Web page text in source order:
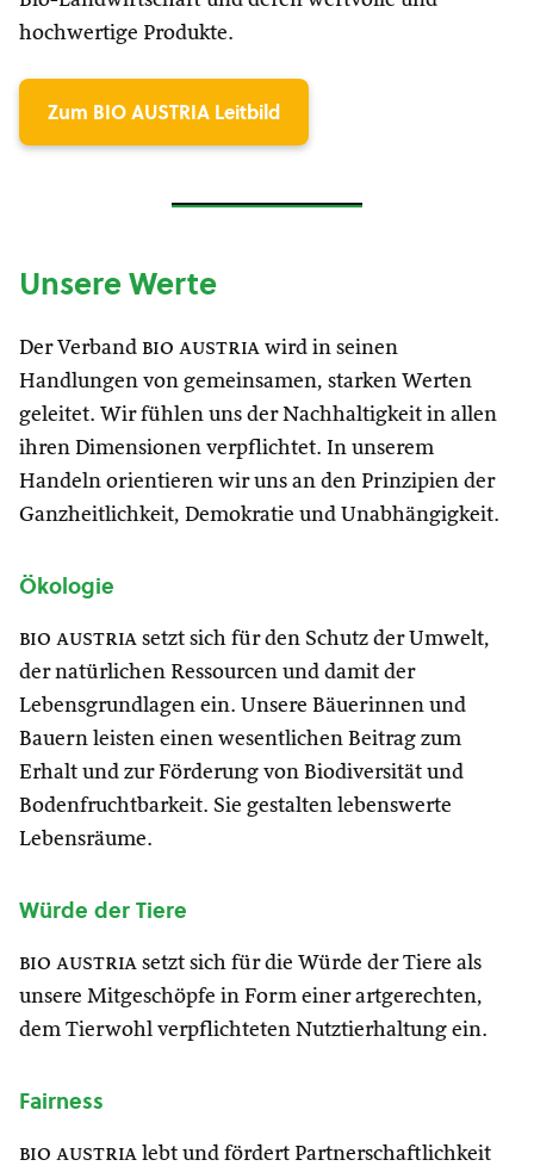
hochwertige Produkte.
Zum BIO AUSTRIA Leitbild
Unsere Werte
Der Verband bio austria wird in seinen
Handlungen von gemeinsamen, starken Werten
geleitet. Wir fühlen uns der Nachhaltigkeit in allen
ihren Dimensionen verpflichtet. In unserem
Handeln orientieren wir uns an den Prinzipien der
Ganzheitlichkeit, Demokratie und Unabhängigkeit.
Ökologie
bio austria setzt sich für den Schutz der Umwelt,
der natürlichen Ressourcen und damit der
Lebensgrundlagen ein. Unsere Bäuerinnen und
Bauern leisten einen wesentlichen Beitrag zum
Erhalt und zur Förderung von Biodiversität und
Bodenfruchtbarkeit. Sie gestalten lebenswerte
Lebensräume.
Würde der Tiere
bio austria setzt sich für die Würde der Tiere als
unsere Mitgeschöpfe in Form einer artgerechten,
dem Tierwohl verpflichteten Nutztierhaltung ein.
Fairness
bio austria lebt und fördert Partnerschaftlichkeit